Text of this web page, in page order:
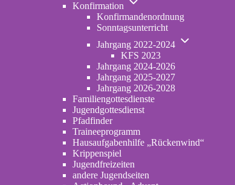
Jugendliche
Konfirmation
Konfirmation
Konfirmandenordnung
Sonntagsunterricht
Jahrgang 2022-2024
Unternavigation
KFS 2023
Jahrgang 2024-2026
Jahrgang 2025-2027
Jahrgang 2026-2028
Familiengottesdienste
Jugendgottesdienst
Pfadfinder(opens
in
new
tab)
Traineeprogramm
Hausaufgabenhilfe „Rückenwind“
Krippenspiel
Jugendfreizeiten
andere Jugendseiten